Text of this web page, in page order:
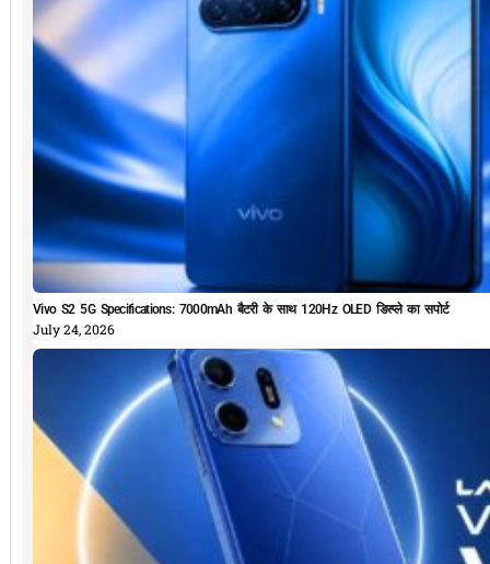
Vivo S2 5G Specifications: 7000mAh बैटरी के साथ 120Hz OLED डिस्प्ले का सपोर्ट
July 24, 2026